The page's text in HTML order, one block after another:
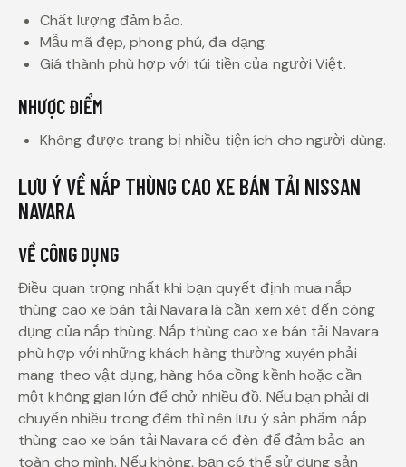
Chất lượng đảm bảo.
Mẫu mã đẹp, phong phú, đa dạng.
Giá thành phù hợp với túi tiền của người Việt.
NHƯỢC ĐIỂM
Không được trang bị nhiều tiện ích cho người dùng.
LƯU Ý VỀ NẮP THÙNG CAO XE BÁN TẢI NISSAN
NAVARA
VỀ CÔNG DỤNG
Điều quan trọng nhất khi bạn quyết định mua nắp
thùng cao xe bán tải Navara là cần xem xét đến công
dụng của nắp thùng. Nắp thùng cao xe bán tải Navara
phù hợp với những khách hàng thường xuyên phải
mang theo vật dụng, hàng hóa cồng kềnh hoặc cần
một không gian lớn để chở nhiều đồ. Nếu bạn phải di
chuyển nhiều trong đêm thì nên lưu ý sản phẩm nắp
thùng cao xe bán tải Navara có đèn để đảm bảo an
toàn cho mình. Nếu không, bạn có thể sử dụng sản